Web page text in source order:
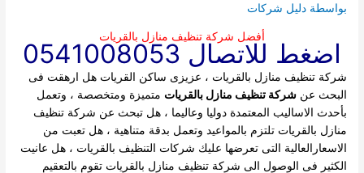
بواسطة دليل شركات
أفضل شركة تنظيف منازل بالقريات
اضغط للاتصال 0541008053
شركة تنظيف منازل بالقريات ، عزيزى ساكن القريات هل ارهقت فى
البحث عنشركة تنظيف منازل بالقريات متميزة ومتخصصة ، وتعمل
بأحدث الاساليب المعتمدة دوليا وعاليما ، هل تبحث عن شركة تنظيف
منازل بالقريات تلتزم بالمواعيد وتعمل بدقة متناهية ، هل تعبت من
الاسعارالعالية التى تعرضها عليك شركات التنظيف بالقريات ، هل عانيت
الكثير فى الوصول الى شركة تنظيف منازل بالقريات تقوم بالتعقيم